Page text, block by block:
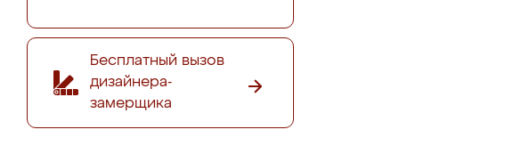
Бесплатный вызов
дизайнера-
замерщика